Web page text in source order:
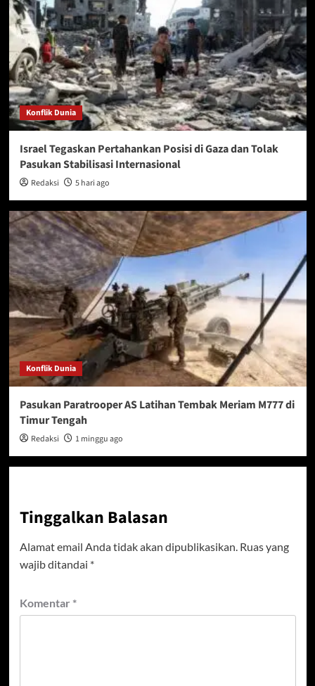
Konflik Dunia
Israel Tegaskan Pertahankan Posisi di Gaza dan Tolak
Pasukan Stabilisasi Internasional
Redaksi 5 hari ago
Konflik Dunia
Pasukan Paratrooper AS Latihan Tembak Meriam M777 di
Timur Tengah
Redaksi 1 minggu ago
Tinggalkan Balasan
Alamat email Anda tidak akan dipublikasikan. Ruas yang
wajib ditandai *
Komentar *